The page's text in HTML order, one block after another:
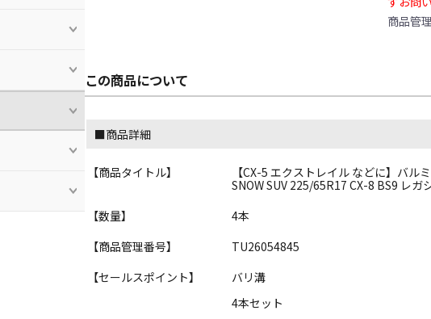
商品管
この商品について
■商品詳細
【商品タイトル】
【CX-5 エクストレイル などに】バル
SNOW SUV 225/65R17 CX-8 BS9 レガ
【数量】
4本
【商品管理番号】
TU26054845
【セールスポイント】
バリ溝
4本セット